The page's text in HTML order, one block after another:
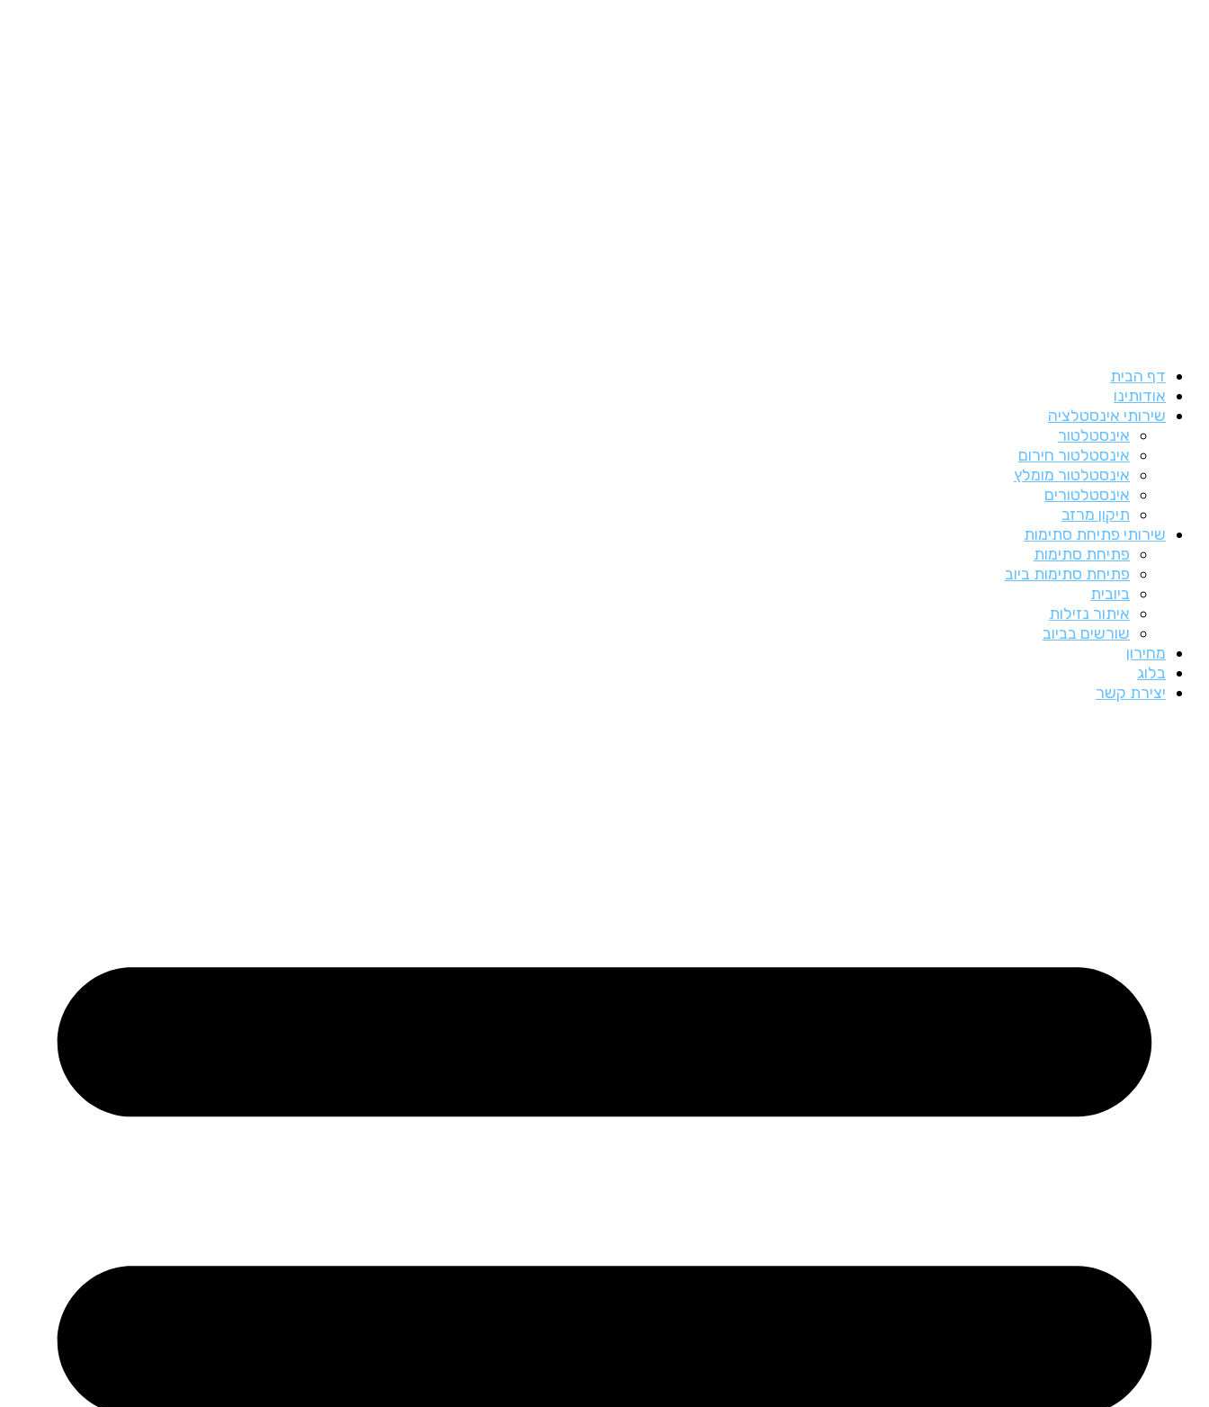
דף הבית
אודותינו
שירותי אינסטלציה
אינסטלטור
אינסטלטור חירום
אינסטלטור מומלץ
אינסטלטורים
תיקון מרזב
שירותי פתיחת סתימות
פתיחת סתימות
פתיחת סתימות ביוב
ביובית
איתור נזילות
שורשים בביוב
מחירון
בלוג
יצירת קשר